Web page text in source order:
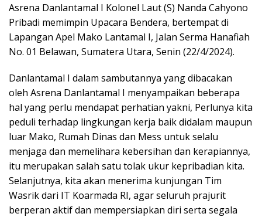
Asrena Danlantamal I Kolonel Laut (S) Nanda Cahyono
Pribadi memimpin Upacara Bendera, bertempat di
Lapangan Apel Mako Lantamal I, Jalan Serma Hanafiah
No. 01 Belawan, Sumatera Utara, Senin (22/4/2024).
Danlantamal I dalam sambutannya yang dibacakan
oleh Asrena Danlantamal I menyampaikan beberapa
hal yang perlu mendapat perhatian yakni, Perlunya kita
peduli terhadap lingkungan kerja baik didalam maupun
luar Mako, Rumah Dinas dan Mess untuk selalu
menjaga dan memelihara kebersihan dan kerapiannya,
itu merupakan salah satu tolak ukur kepribadian kita.
Selanjutnya, kita akan menerima kunjungan Tim
Wasrik dari IT Koarmada RI, agar seluruh prajurit
berperan aktif dan mempersiapkan diri serta segala